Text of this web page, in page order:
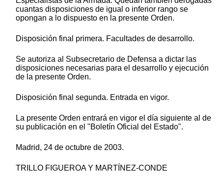
cuantas disposiciones de igual o inferior rango se
opongan a lo dispuesto en la presente Orden.
Disposición final primera. Facultades de desarrollo.
Se autoriza al Subsecretario de Defensa a dictar las
disposiciones necesarias para el desarrollo y ejecución
de la presente Orden.
Disposición final segunda. Entrada en vigor.
La presente Orden entrará en vigor el día siguiente al de
su publicación en el "Boletín Oficial del Estado".
Madrid, 24 de octubre de 2003.
TRILLO FIGUEROA Y MARTÍNEZ-CONDE